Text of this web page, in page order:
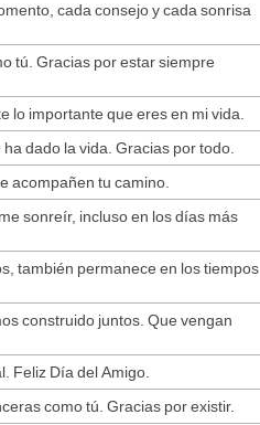
cada consejo y cada sonrisa
tú. Gracias por estar siempre
lo importante que eres en mi vida.
dado la vida. Gracias por todo.
acompañen tu camino.
sonreír, incluso en los días más
también permanece en los tiempos
construido juntos. Que vengan
Feliz Día del Amigo.
como tú. Gracias por existir.